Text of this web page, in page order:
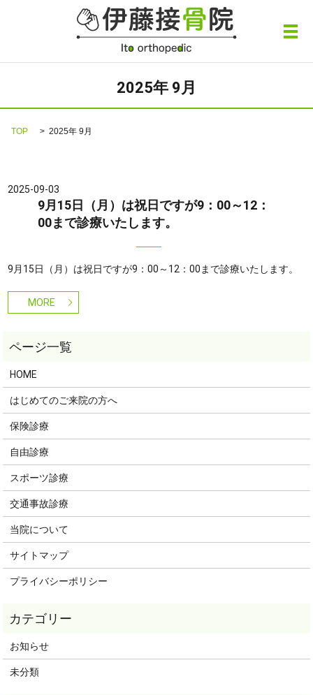
メ
2025年 9月
TOP 2025年 9月
2025-09-03
9月15日（月）は祝日ですが9：00～12：
00まで診療いたします。
9月15日（月）は祝日ですが9：00～12：00まで診療いたします。
MORE
HOME
はじめてのご来院の方へ
保険診療
自由診療
スポーツ診療
交通事故診療
当院について
サイトマップ
プライバシーポリシー
お知らせ
未分類